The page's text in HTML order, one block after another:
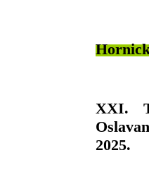
XXI.
2025.